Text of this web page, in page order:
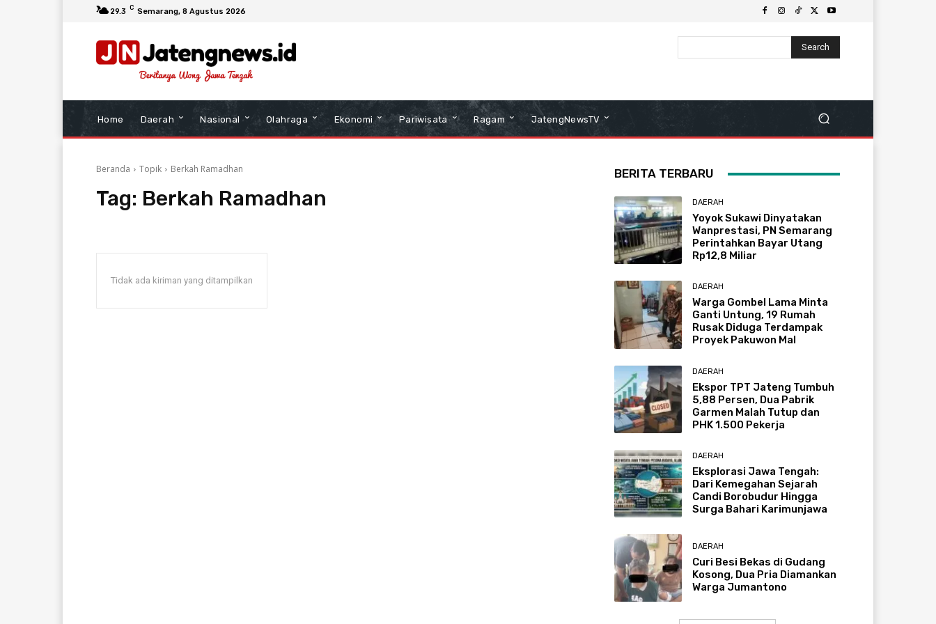
29.3 C Semarang, 8 Agustus 2026
Search
Home Daerah Nasional Olahraga Ekonomi Pariwisata Ragam JatengNewsTV
Beranda Topik Berkah Ramadhan
Tag: Berkah Ramadhan
Tidak ada kiriman yang ditampilkan
BERITA TERBARU
DAERAH
Yoyok Sukawi Dinyatakan
Wanprestasi, PN Semarang
Perintahkan Bayar Utang
Rp12,8 Miliar
DAERAH
Warga Gombel Lama Minta
Ganti Untung, 19 Rumah
Rusak Diduga Terdampak
Proyek Pakuwon Mal
DAERAH
Ekspor TPT Jateng Tumbuh
5,88 Persen, Dua Pabrik
Garmen Malah Tutup dan
PHK 1.500 Pekerja
DAERAH
Eksplorasi Jawa Tengah:
Dari Kemegahan Sejarah
Candi Borobudur Hingga
Surga Bahari Karimunjawa
DAERAH
Curi Besi Bekas di Gudang
Kosong, Dua Pria Diamankan
Warga Jumantono